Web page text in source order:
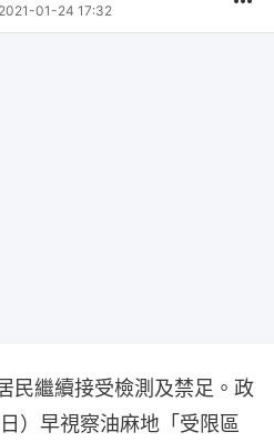
2021-01-24 17:32
民繼續接受檢測及禁足。政
）早視察油麻地「受限區